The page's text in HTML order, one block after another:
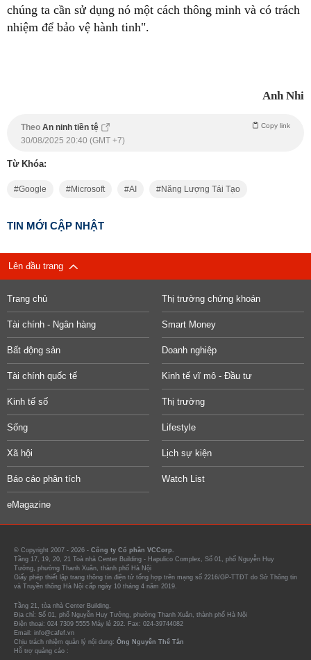
chúng ta cần sử dụng nó một cách thông minh và có trách
nhiệm để bảo vệ hành tinh".
Anh Nhi
Theo An ninh tiền tệ Copy link
30/08/2025 20:40 (GMT +7)
Từ Khóa:
Google Microsoft AI Năng Lượng Tái Tạo
TIN MỚI CẬP NHẬT
Lên đầu trang
Trang chủ Thị trường chứng khoán
Tài chính - Ngân hàng Smart Money
Bất động sản Doanh nghiệp
Tài chính quốc tế Kinh tế vĩ mô - Đầu tư
Kinh tế số Thị trường
Sống Lifestyle
Xã hội Lịch sự kiện
Báo cáo phân tích Watch List
eMagazine
© Copyright 2007 - 2026 - Công ty Cổ phần VCCorp.
Tầng 17, 19, 20, 21 Toà nhà Center Building - Hapulico Complex, Số 01, phố Nguyễn Huy
Tưởng, phường Thanh Xuân, thành phố Hà Nội
Giấy phép thiết lập trang thông tin điện tử tổng hợp trên mạng số 2216/GP-TTĐT do Sở Thông tin
và Truyền thông Hà Nội cấp ngày 10 tháng 4 năm 2019.
Tầng 21, tòa nhà Center Building.
Địa chỉ: Số 01, phố Nguyễn Huy Tưởng, phường Thanh Xuân, thành phố Hà Nội
Điện thoại: 024 7309 5555 Máy lẻ 292. Fax: 024-39744082
Email: info@cafef.vn
Chịu trách nhiệm quản lý nội dung: Ông Nguyễn Thế Tân
Hỗ trợ quảng cáo :